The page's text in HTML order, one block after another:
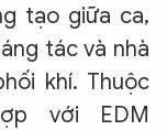
tạo giữa ca,
tác và nhà
khí. Thuộc
với EDM